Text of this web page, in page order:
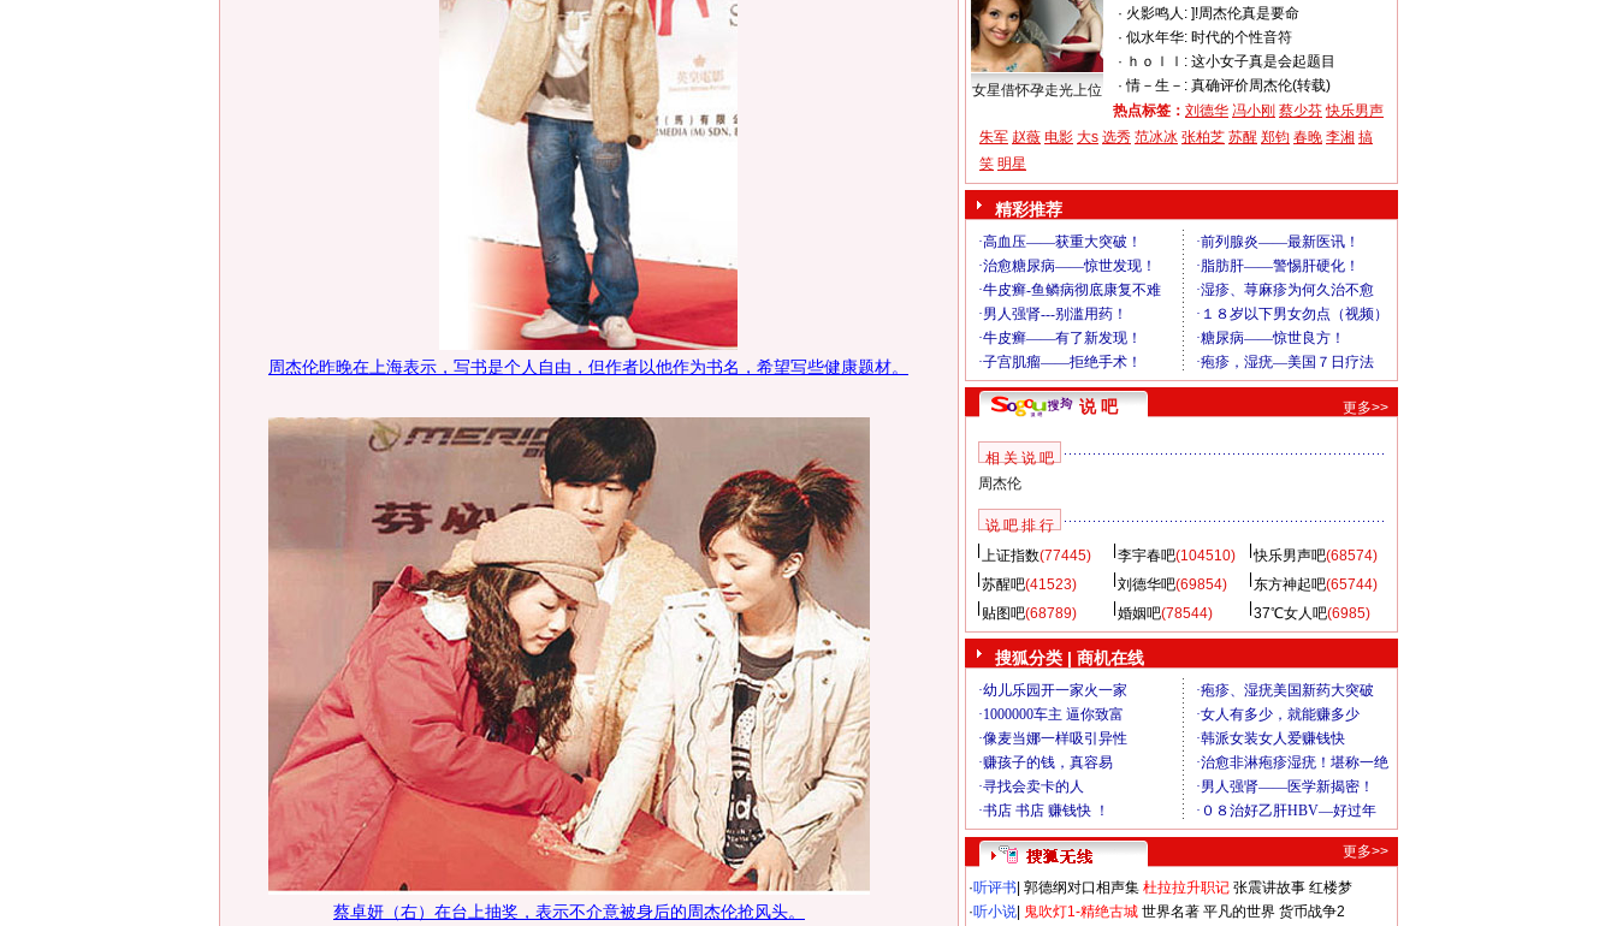
周杰伦昨晚在上海表示，写书是个人自由，但作者以他作为书名，希望写些健康题材。
蔡卓妍（右）在台上抽奖，表示不介意被身后的周杰伦抢风头。
女星借怀孕走光上位
· 火影鸣人: ]!周杰伦真是要命
· 似水年华: 时代的个性音符
· ｈｏｌｌ: 这小女子真是会起题目
·情－生－: 真确评价周杰伦(转载)
热点标签： 刘德华 冯小刚 蔡少芬 快乐男声
朱军 赵薇 电影 大s 选秀 范冰冰 张柏芝 苏醒 郑钧 春晚 李湘 搞
笑 明星
精彩推荐
说 吧 更多>>
相 关 说 吧
周杰伦
说 吧 排 行
上证指数(77445) 李宇春吧(104510) 快乐男声吧(68574)
苏醒吧(41523) 刘德华吧(69854) 东方神起吧(65744)
贴图吧(68789) 婚姻吧(78544) 37℃女人吧(6985)
搜狐分类 | 商机在线
更多>>
·听评书 郭德纲对口相声集 杜拉拉升职记 张震讲故事 红楼梦
·听小说 鬼吹灯1-精绝古城 世界名著 平凡的世界 货币战争2